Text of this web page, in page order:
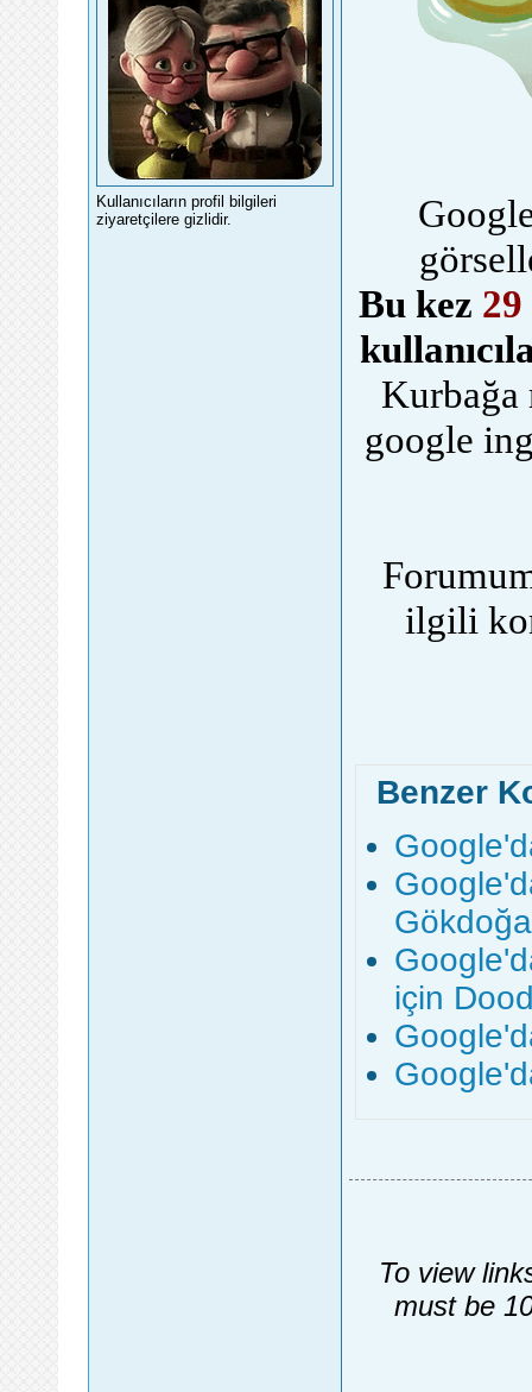
Kullanıcıların profil bilgileri
ziyaretçilere gizlidir.
Bu kez
Kurbağa
google
ilgili
Benzer
için
To view
must be